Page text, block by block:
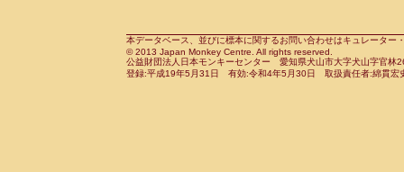
CercopithecidaePapio anubis(0)
CercopithecidaePapio cynocephalus
CercopithecidaePapio hamadryas(0)
CebidaeSaguinus leucopus(0)
CebidaeSaguinus midas(0)
Cebidae Saguinus mystax(0)
本データベース、並びに標本に関するお問い合わせはキュレータ
© 2013 Japan Monkey Centre. All rights reserved.
公益財団法人日本モンキーセンター 愛知県犬山市大字犬山字官
登録:平成19年5月31日 有効:令和4年5月30日 取扱責任者:綿貫宏